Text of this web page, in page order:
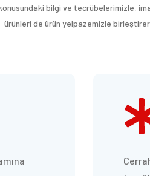
bilgi ve tecrübelerimizle,
ürünleri de ürün yelpazemizle